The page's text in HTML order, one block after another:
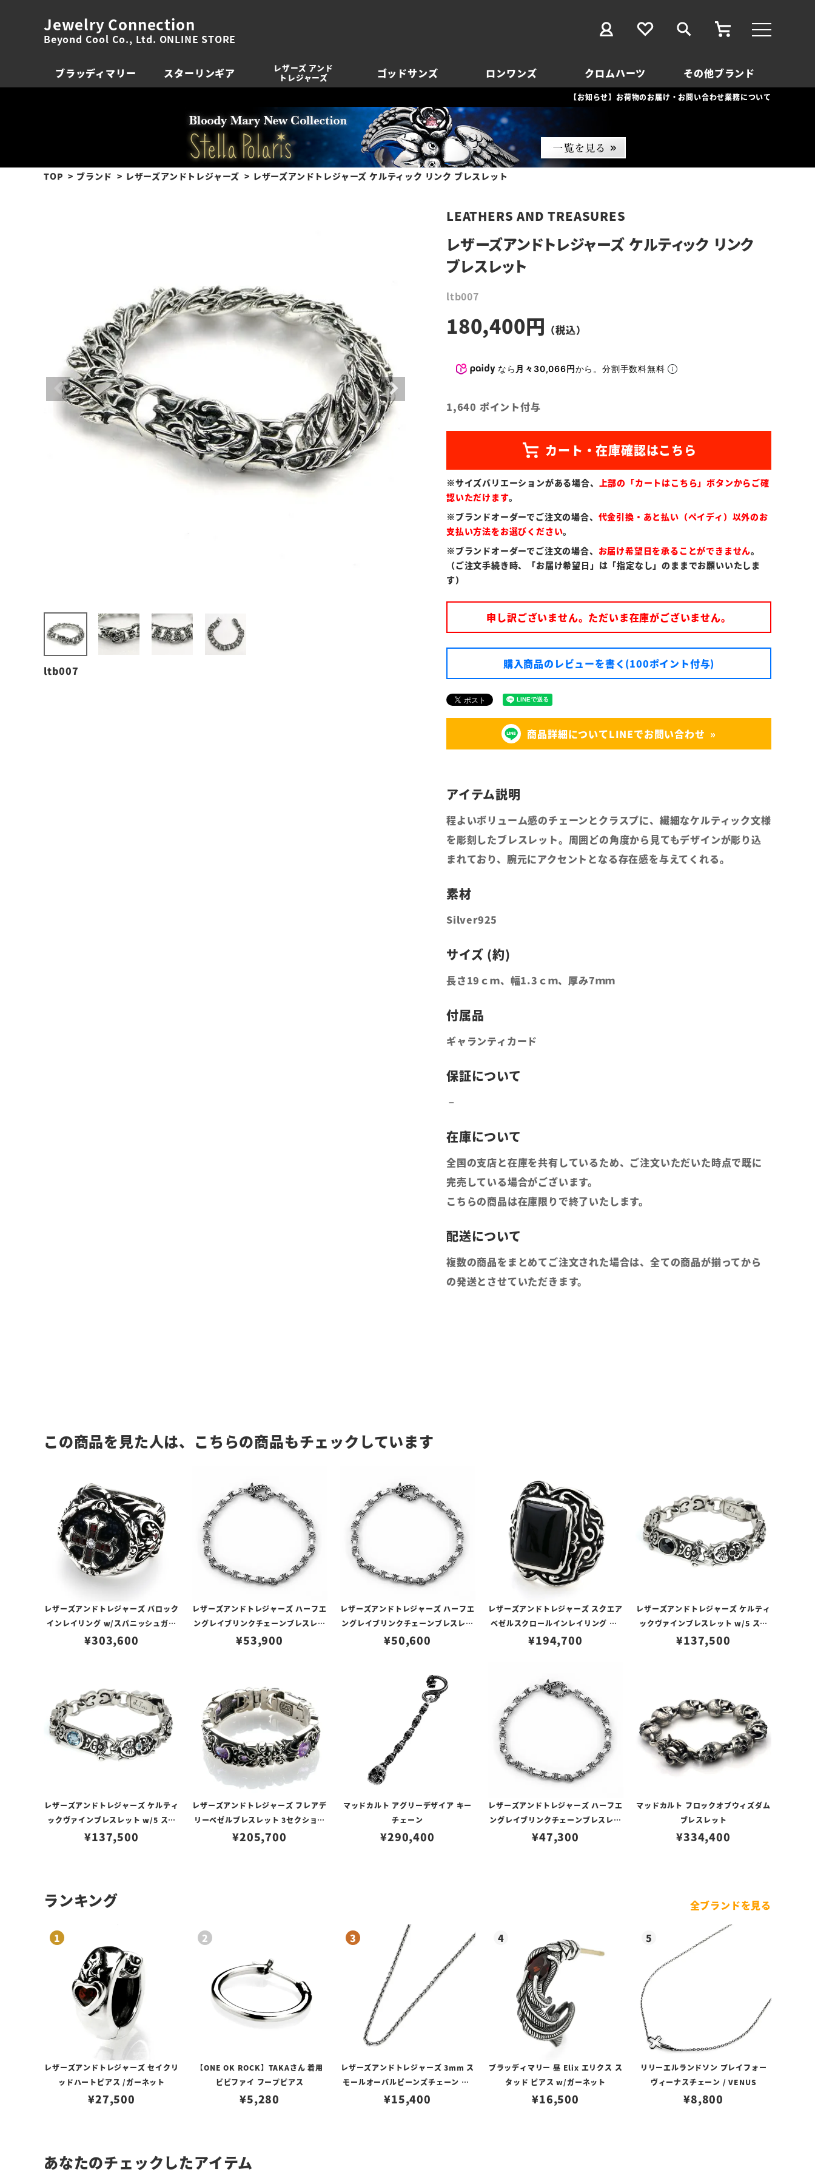
Jewelry Connection
Beyond Cool Co., Ltd. ONLINE STORE
ブラッディマリー スターリンギア
レザーズ アンド
トレジャーズ
ゴッドサンズ ロンワンズ クロムハーツ その他ブランド
【お知らせ】お荷物のお届け・お問い合わせ業務について
TOP ブランド レザーズアンドトレジャーズ レザーズアンドトレジャーズ ケルティック リンク ブレスレット
ltb007
LEATHERS AND TREASURES
レザーズアンドトレジャーズ ケルティック リンク
ブレスレット
ltb007
180,400
なら 月々30,066円から。分割手数料無料
1,640 ポイント付与
※サイズバリエーションがある場合、
上部の「カートはこちら」ボタンからご確
認いただけます。
※ブランドオーダーでご注文の場合、 代金引換・あと払い（ペイディ）以外のお
支払い方法をお選びください。
※ブランドオーダーでご注文の場合、 お届け希望日を承ることができません。
（ご注文手続き時、「お届け希望日」は「指定なし」のままでお願いいたしま
す）
申し訳ございません。ただいま在庫がございません。
購入商品のレビューを書く(100ポイント付与)
商品詳細についてLINEでお問い合わせ
程よいボリューム感のチェーンとクラスプに、繊細なケルティック文様
を彫刻したブレスレット。周囲どの角度から見てもデザインが彫り込
まれており、腕元にアクセントとなる存在感を与えてくれる。
Silver925
長さ19ｃｍ、幅1.3ｃｍ、厚み7ｍｍ
ギャランティカード
全国の支店と在庫を共有しているため、ご注文いただいた時点で既に
完売している場合がございます。
こちらの商品は在庫限りで終了いたします。
複数の商品をまとめてご注文された場合は、全ての商品が揃ってから
の発送とさせていただきます。
この商品を見た人は、こちらの商品もチェックしています
レザーズアンドトレジャーズ バロック
インレイリング w/スパニッシュガレ
オンクロス w/dia/garnet/garnet
¥303,600
レザーズアンドトレジャーズ ハーフエ
ングレイブリンクチェーンブレスレッ
ト 21cm
¥53,900
レザーズアンドトレジャーズ ハーフエ
ングレイブリンクチェーンブレスレッ
ト 20cm
¥50,600
レザーズアンドトレジャーズ スクエア
ベゼルスクロールインレイリング w/
ブラックストーンインレイ
¥194,700
レザーズアンドトレジャーズ ケルティ
ックヴァインブレスレット w/5 スモ
ール＆1ラージオニキス
¥137,500
レザーズアンドトレジャーズ ケルティ
ックヴァインブレスレット w/5 スモ
ール＆1ラージブルートパーズ
¥137,500
レザーズアンドトレジャーズ フレアデ
リーベゼルブレスレット 3セクション
3ストーンリンク アメシスト 7インチ
¥205,700
マッドカルト アグリーデザイア キー
チェーン
¥290,400
レザーズアンドトレジャーズ ハーフエ
ングレイブリンクチェーンブレスレッ
ト 19cm
¥47,300
マッドカルト フロックオブウィズダム
ブレスレット
¥334,400
ランキング 全ブランドを見る
レザーズアンドトレジャーズ セイクリ
ッドハートピアス /ガーネット
¥27,500
【ONE OK ROCK】TAKAさん 着用
ビビファイ フープピアス
¥5,280
レザーズアンドトレジャーズ 3mm ス
モールオーバルビーンズチェーン w/
ロブスタークラスプ＆LTロゴプレート
¥15,400
ブラッディマリー 昼 Elix エリクス ス
タッド ピアス w/ガーネット
¥16,500
リリーエルランドソン プレイフォー
ヴィーナスチェーン / VENUS
¥8,800
あなたのチェックしたアイテム